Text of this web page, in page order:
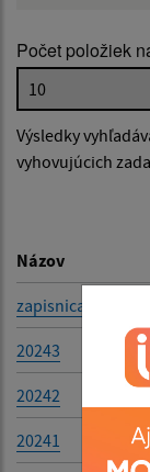
Popis:
Dátum
Počet položiek
Výsledky
vyhovujúcich
Názov
zapisnica
20243
20242
20241